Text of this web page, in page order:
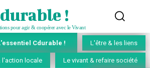
!
pour agir & coopérer avec le Vivant
Cdurable ! L'être & les liens
l'action locale Le vivant & refaire société